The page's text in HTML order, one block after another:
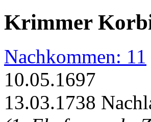
Krimmer
Nachkommen: 11
10.05.1697
13.03.1738